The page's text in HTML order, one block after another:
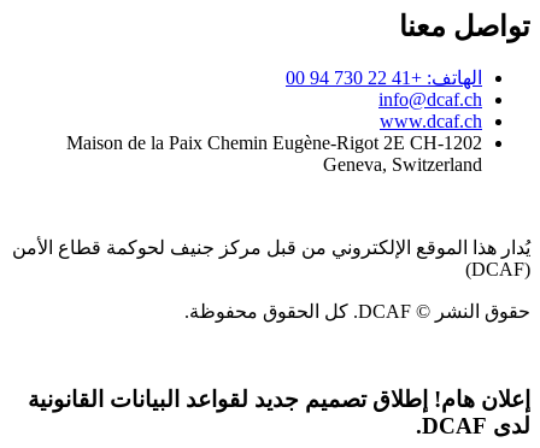
تواصل معنا
الهاتف: +41 22 730 94 00
info@dcaf.ch
www.dcaf.ch
Maison de la Paix Chemin Eugène-Rigot 2E CH-1202
Geneva, Switzerland
يُدار هذا الموقع الإلكتروني من قبل مركز جنيف لحوكمة قطاع الأمن
(DCAF)
حقوق النشر © DCAF. كل الحقوق محفوظة.
إعلان هام! إطلاق تصميم جديد لقواعد البيانات القانونية
لدى DCAF.